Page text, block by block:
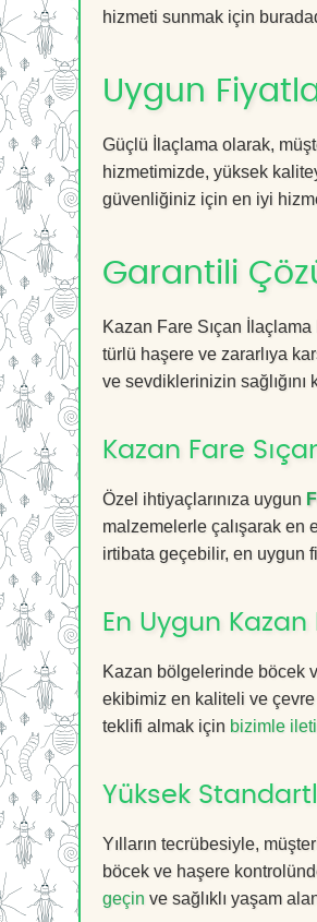
hizmeti sunmak için
Uygun
Güçlü İlaçlama olarak,
hizmetimizde, yüksek
güvenliğiniz için en iyi
Garantili
Kazan Fare Sıçan
türlü haşere ve zararlıya
ve sevdiklerinizin
Kazan Fare
Özel ihtiyaçlarınıza uygun
malzemelerle çalışarak en
irtibata geçebilir, en uygun
En Uygun
Kazan bölgelerinde böcek
ekibimiz en kaliteli ve
teklifi almak için bizimle
Yüksek
Yılların tecrübesiyle,
böcek ve haşere
geçin ve sağlıklı yaşam